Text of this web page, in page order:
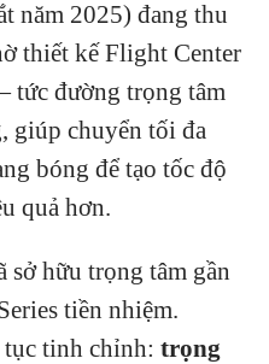
năm 2025) đang thu
thiết kế Flight Center
đường trọng tâm
giúp chuyển tối đa
bóng để tạo tốc độ
quả hơn.
sở hữu trọng tâm gần
tiền nhiệm.
tinh chỉnh: trọng